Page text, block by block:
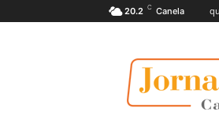
20.2 C Canela